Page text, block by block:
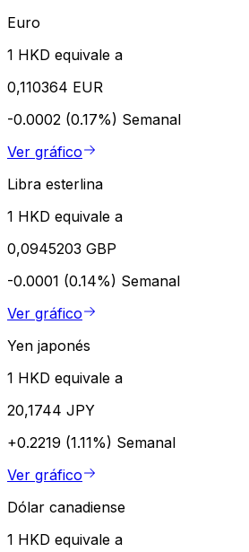
Euro
1 HKD equivale a
0,110364 EUR
-0.0002 (0.17%) Semanal
Ver gráfico
Libra esterlina
1 HKD equivale a
0,0945203 GBP
-0.0001 (0.14%) Semanal
Ver gráfico
Yen japonés
1 HKD equivale a
20,1744 JPY
+0.2219 (1.11%) Semanal
Ver gráfico
Dólar canadiense
1 HKD equivale a